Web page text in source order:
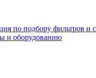
по подбору фильтров и
и оборудованию